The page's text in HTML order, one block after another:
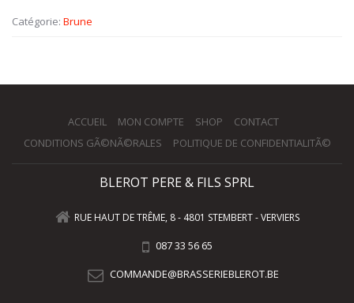
Catégorie: Brune
ACCUEIL MON COMPTE SHOP
CONTACT
CONDITIONS GÃ©NÃ©RALES
POLITIQUE DE CONFIDENTIALITÃ©
BLEROT PERE & FILS SPRL
RUE HAUT DE TRÊME, 8 - 4801 STEMBERT - VERVIERS
087 33 56 65
COMMANDE@BRASSERIEBLEROT.BE